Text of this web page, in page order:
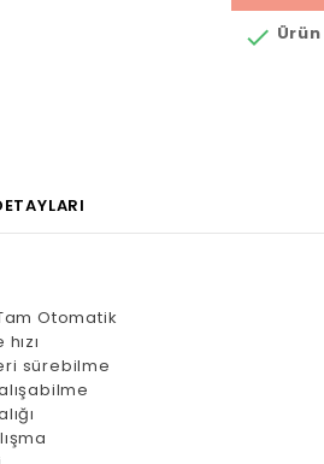

Otomatik
sürebilme